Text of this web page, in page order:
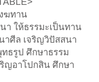
ฆทาน
า ให้ธรรมะเป็นทาน
าศีล เจริญวิปัสสนา
ธรูป ศึกษาธรรม
ญอาโปกสิน ศึกษา